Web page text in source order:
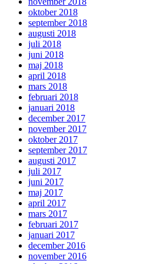
oktober 2018
september 2018
augusti 2018
juli 2018
juni 2018
maj 2018
april 2018
mars 2018
februari 2018
januari 2018
december 2017
november 2017
oktober 2017
september 2017
augusti 2017
juli 2017
juni 2017
maj 2017
april 2017
mars 2017
februari 2017
januari 2017
december 2016
november 2016